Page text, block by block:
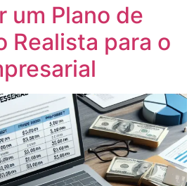
um Plano de
Realista para o